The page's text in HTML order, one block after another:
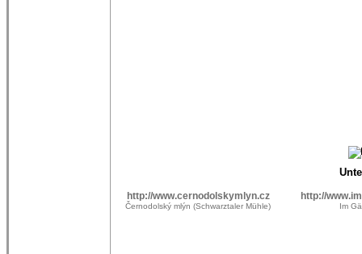
http://www.cernodolskymlyn.cz
Černodolský mlýn (Schwarztaler Mühle)
http://
Im